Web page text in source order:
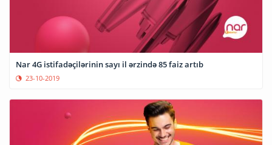
Nar 4G istifadəçilərinin sayı il ərzində 85 faiz artıb
23-10-2019